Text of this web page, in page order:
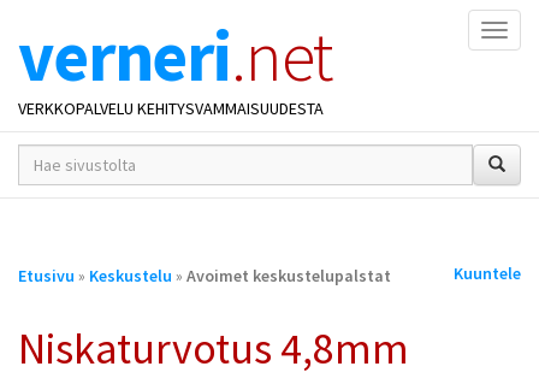
verneri.net
VERKKOPALVELU KEHITYSVAMMAISUUDESTA
hakusana(t)
*
Olet
Etusivu » Keskustelu » Avoimet keskustelupalstat Kuuntele
Niskaturvotus 4,8mm